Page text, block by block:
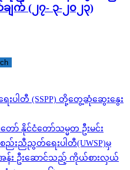
ျက် (၂၇- ၃-၂၀၂၃)
ေးပါတီ (SSPP) တို့တွေ့ဆုံဆွေးနွေး
ော် နိုင်ငံတော်သမ္မတ ဦးမင်း
းညီညွတ်ရေးပါတီ(UWSP)မှ
အန်း ဦးဆောင်သည့် ကိုယ်စားလှယ်